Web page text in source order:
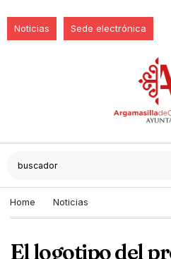
Noticias Sede electrónica
Home Noticias
El logotipo del